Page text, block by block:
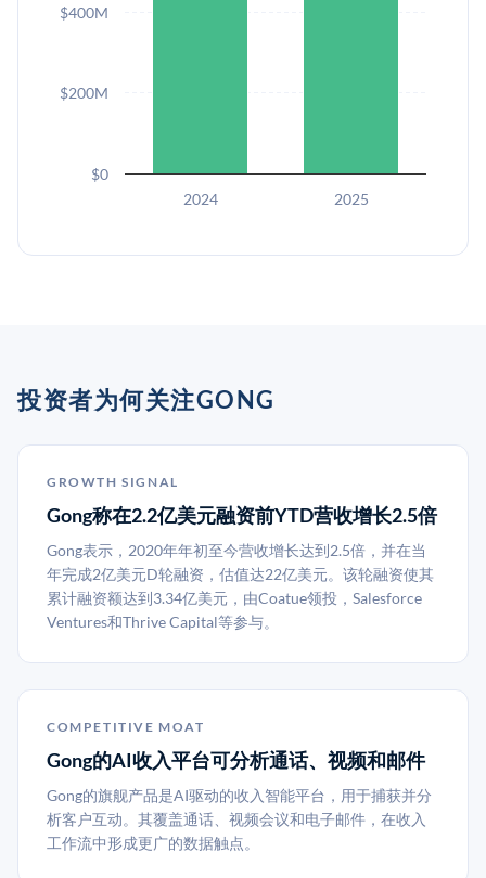
2024 2025
$0
$200M
$400M
投资者为何关注GONG
GROWTH SIGNAL
Gong称在2.2亿美元融资前YTD营收增长2.5倍
Gong表示，2020年年初至今营收增长达到2.5倍，并在当
年完成2亿美元D轮融资，估值达22亿美元。该轮融资使其
累计融资额达到3.34亿美元，由Coatue领投，Salesforce
Ventures和Thrive Capital等参与。
COMPETITIVE MOAT
Gong的AI收入平台可分析通话、视频和邮件
Gong的旗舰产品是AI驱动的收入智能平台，用于捕获并分
析客户互动。其覆盖通话、视频会议和电子邮件，在收入
工作流中形成更广的数据触点。